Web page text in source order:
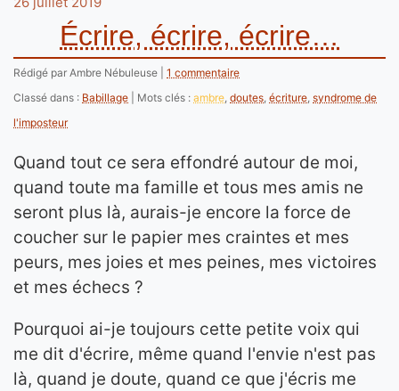
Écrire, écrire, écrire…
Rédigé par Ambre Nébuleuse
1 commentaire
Classé dans : Babillage Mots clés : ambre, doutes, écriture, syndrome de
l'imposteur
Quand tout ce sera effondré autour de moi,
quand toute ma famille et tous mes amis ne
seront plus là, aurais-je encore la force de
coucher sur le papier mes craintes et mes
peurs, mes joies et mes peines, mes victoires
et mes échecs ?
Pourquoi ai-je toujours cette petite voix qui
me dit d'écrire, même quand l'envie n'est pas
là, quand je doute, quand ce que j'écris me